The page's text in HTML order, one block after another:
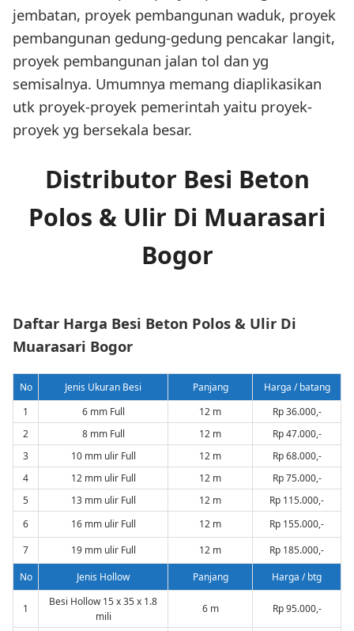
jembatan, proyek pembangunan waduk, proyek
pembangunan gedung-gedung pencakar langit,
proyek pembangunan jalan tol dan yg
semisalnya. Umumnya memang diaplikasikan
utk proyek-proyek pemerintah yaitu proyek-
proyek yg bersekala besar.
Distributor Besi Beton
Polos & Ulir Di Muarasari
Bogor
Daftar Harga Besi Beton Polos & Ulir Di
Muarasari Bogor
No Jenis Ukuran Besi Panjang
Harga / batang
1
6 mm Full 12 m
Rp 36.000,-
2
8 mm Full 12 m
Rp 47.000,-
3
10 mm ulir Full 12 m
Rp 68.000,-
4
12 mm ulir Full 12 m
Rp 75.000,-
5
13 mm ulir Full 12 m
Rp 115.000,-
6
16 mm ulir Full 12 m
Rp 155.000,-
7
19 mm ulir Full 12 m
Rp 185.000,-
No
Jenis Hollow Panjang Harga / btg
1
Besi Hollow 15 x 35 x 1.8
mili
6 m Rp 95.000,-